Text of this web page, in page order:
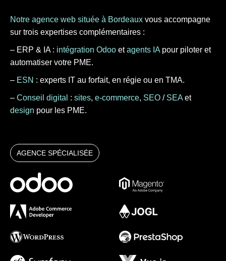
Notre agence web située à Bordeaux vous accompagne
sur trois expertises complémentaires :
– ERP & IA : intégration Odoo etagents IA pour piloter et
automatiser votre PME.
– ESN : experts IT au forfait, en régie ou en TMA.
– Conseil digital : sites, e-commerce, SEO / SEA et
design pour les PME.
AGENCE SPÉCIALISÉE